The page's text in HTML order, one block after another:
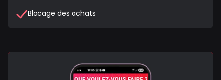
Blocage des achats